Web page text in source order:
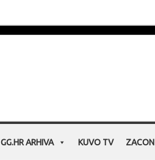
GG.HR ARHIVA KUVO TV ZACON